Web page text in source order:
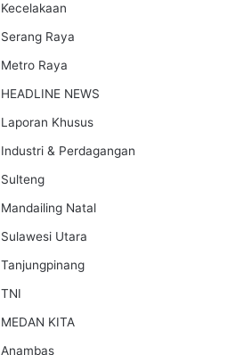
Kecelakaan
Serang Raya
Metro Raya
HEADLINE NEWS
Laporan Khusus
Industri & Perdagangan
Sulteng
Mandailing Natal
Sulawesi Utara
Tanjungpinang
TNI
MEDAN KITA
Anambas